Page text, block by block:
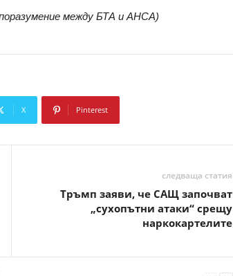
между БТА и АНСА)
X Pinterest
следваща статия
Тръмп заяви, че САЩ започват
„сухопътни атаки“ срещу
наркокартелите